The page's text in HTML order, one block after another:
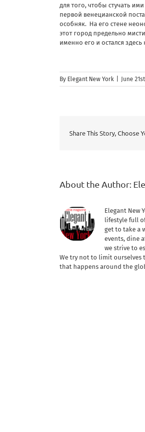
для того, чтобы стучать
первой венецианской
особняк. На его стене
этот город предельно
именно его и остался здесь
By Elegant New York June
Share This Story, Choose
About the Author:
Elegant New
lifestyle full
get to take a
events, dine
we strive to
We try not to limit ourselves
that happens around the